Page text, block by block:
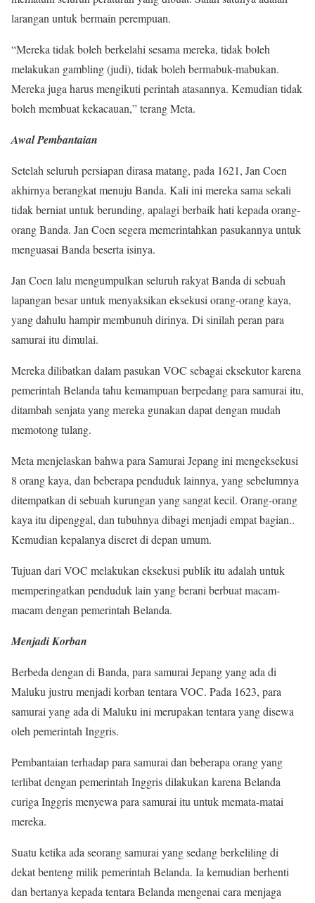
larangan untuk bermain perempuan.
“Mereka tidak boleh berkelahi sesama mereka, tidak boleh
melakukan gambling (judi), tidak boleh bermabuk-mabukan.
Mereka juga harus mengikuti perintah atasannya. Kemudian tidak
boleh membuat kekacauan,” terang Meta.
Awal Pembantaian
Setelah seluruh persiapan dirasa matang, pada 1621, Jan Coen
akhirnya berangkat menuju Banda. Kali ini mereka sama sekali
tidak berniat untuk berunding, apalagi berbaik hati kepada orang-
orang Banda. Jan Coen segera memerintahkan pasukannya untuk
menguasai Banda beserta isinya.
Jan Coen lalu mengumpulkan seluruh rakyat Banda di sebuah
lapangan besar untuk menyaksikan eksekusi orang-orang kaya,
yang dahulu hampir membunuh dirinya. Di sinilah peran para
samurai itu dimulai.
Mereka dilibatkan dalam pasukan VOC sebagai eksekutor karena
pemerintah Belanda tahu kemampuan berpedang para samurai itu,
ditambah senjata yang mereka gunakan dapat dengan mudah
memotong tulang.
Meta menjelaskan bahwa para Samurai Jepang ini mengeksekusi
8 orang kaya, dan beberapa penduduk lainnya, yang sebelumnya
ditempatkan di sebuah kurungan yang sangat kecil. Orang-orang
kaya itu dipenggal, dan tubuhnya dibagi menjadi empat bagian..
Kemudian kepalanya diseret di depan umum.
Tujuan dari VOC melakukan eksekusi publik itu adalah untuk
memperingatkan penduduk lain yang berani berbuat macam-
macam dengan pemerintah Belanda.
Menjadi Korban
Berbeda dengan di Banda, para samurai Jepang yang ada di
Maluku justru menjadi korban tentara VOC. Pada 1623, para
samurai yang ada di Maluku ini merupakan tentara yang disewa
oleh pemerintah Inggris.
Pembantaian terhadap para samurai dan beberapa orang yang
terlibat dengan pemerintah Inggris dilakukan karena Belanda
curiga Inggris menyewa para samurai itu untuk memata-matai
mereka.
Suatu ketika ada seorang samurai yang sedang berkeliling di
dekat benteng milik pemerintah Belanda. Ia kemudian berhenti
dan bertanya kepada tentara Belanda mengenai cara menjaga